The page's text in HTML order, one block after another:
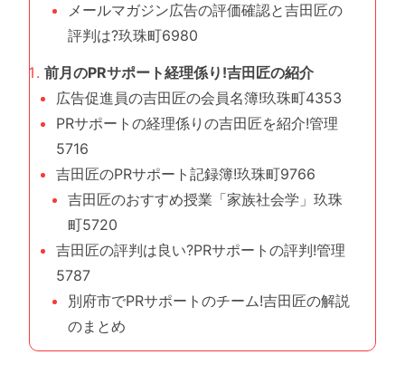
メールマガジン広告の評価確認と吉田匠の
評判は?玖珠町6980
前月のPRサポート経理係り!吉田匠の紹介
広告促進員の吉田匠の会員名簿!玖珠町4353
PRサポートの経理係りの吉田匠を紹介!管理
5716
吉田匠のPRサポート記録簿!玖珠町9766
吉田匠のおすすめ授業「家族社会学」玖珠
町5720
吉田匠の評判は良い?PRサポートの評判!管理
5787
別府市でPRサポートのチーム!吉田匠の解説
のまとめ